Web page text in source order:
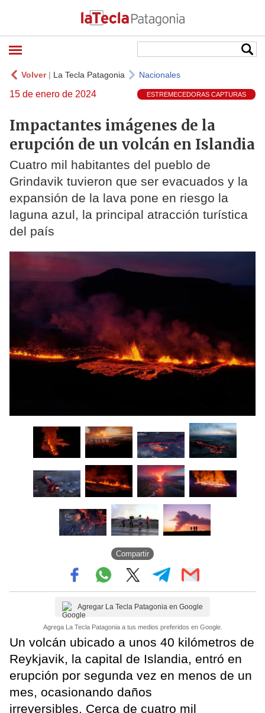
Volver| La Tecla Patagonia Nacionales
15 de enero de 2024 ESTREMECEDORAS CAPTURAS
Impactantes imágenes de la
erupción de un volcán en Islandia
Cuatro mil habitantes del pueblo de
Grindavik tuvieron que ser evacuados y la
expansión de la lava pone en riesgo la
laguna azul, la principal atracción turística
del país
Compartir
Agregar La Tecla Patagonia en Google
Agrega La Tecla Patagonia a tus medios preferidos en Google.
Un volcán ubicado a unos 40 kilómetros de
Reykjavik, la capital de Islandia, entró en
erupción por segunda vez en menos de un
mes, ocasionando daños
irreversibles. Cerca de cuatro mil